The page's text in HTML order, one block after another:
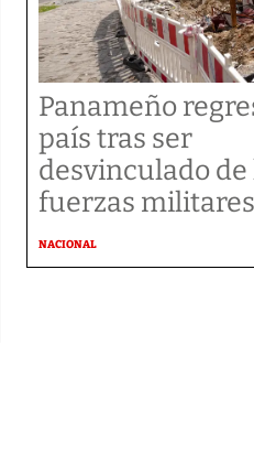
Panameño
país tras ser
desvinculado de
fuerzas
NACIONAL